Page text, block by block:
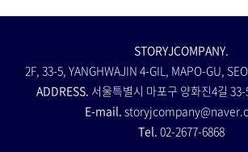
STORYJCOMPANY.
2F, 33-5, YANGHWAJIN 4-GIL, MAPO-GU,
ADDRESS. 서울특별시 마포구 양화진4길
E-mail.
Tel. 02-2677-6868